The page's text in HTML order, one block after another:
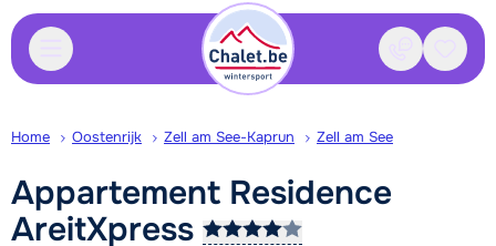
Contact
Home Oostenrijk Zell am See-Kaprun Zell am See
Appartement Residence
AreitXpress